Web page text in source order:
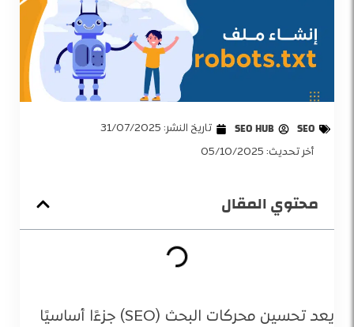
SEO
SEO HUB تاريخ النشر: 31/07/2025
أخر تحديث: 05/10/2025
محتوي المقال
يعد تحسين محركات البحث (SEO) جزءًا أساسيًا